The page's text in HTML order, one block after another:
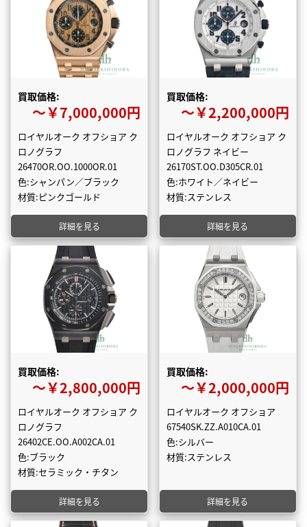
買取価格:
〜￥7,000,000円
ロイヤルオーク オフショア ク
ロノグラフ
26470OR.OO.1000OR.01
色:シャンパン／ブラック
材質:ピンクゴールド
詳細を見る
買取価格:
〜￥2,200,000円
ロイヤルオーク オフショア ク
ロノグラフ ネイビー
26170ST.OO.D305CR.01
色:ホワイト／ネイビー
材質:ステンレス
詳細を見る
買取価格:
〜￥2,800,000円
ロイヤルオーク オフショア ク
ロノグラフ
26402CE.OO.A002CA.01
色:ブラック
材質:セラミック・チタン
詳細を見る
買取価格:
〜￥2,000,000円
ロイヤルオーク オフショア
67540SK.ZZ.A010CA.01
色:シルバー
材質:ステンレス
詳細を見る